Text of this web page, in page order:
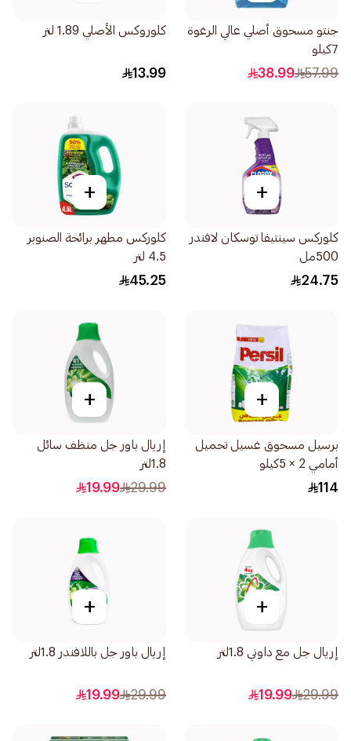
جنتو مسحوق أصلي عالي الرغوة
7كيلو
57.99
38.99
كلوروكس الأصلي 1.89 لتر
13.99
+
كلوركس سينتيفا توسكان لافندر
500مل
24.75
+
كلوركس مطهر برائحة الصنوبر
4.5 لتر
45.25
+
برسيل مسحوق غسيل تحميل
أمامي 2 × 5كيلو
114
+
إريال باور جل منظف سائل
1.8لتر
29.99
19.99
+
إريال جل مع داوني 1.8لتر
29.99
19.99
+
إريال باور جل باللافندر 1.8لتر
29.99
19.99